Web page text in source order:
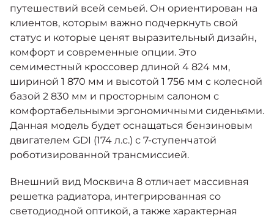
путешествий всей семьей. Он ориентирован на
клиентов, которым важно подчеркнуть свой
статус и которые ценят выразительный дизайн,
комфорт и современные опции. Это
семиместный кроссовер длиной 4 824 мм,
шириной 1 870 мм и высотой 1 756 мм с колесной
базой 2 830 мм и просторным салоном с
комфортабельными эргономичными сиденьями.
Данная модель будет оснащаться бензиновым
двигателем GDI (174 л.с.) с 7-ступенчатой
роботизированной трансмиссией.
Внешний вид Москвича 8 отличает массивная
решетка радиатора, интегрированная со
светодиодной оптикой, а также характерная